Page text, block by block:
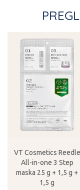
VT Cosmetics Reedle
All-in-one 3 Step
maska 25 g + 1,5 g +
1,5 g